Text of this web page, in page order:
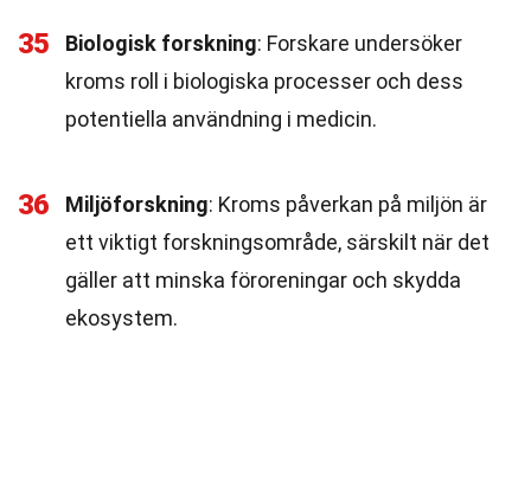
35 Biologisk forskning: Forskare undersöker
kroms roll i biologiska processer och dess
potentiella användning i medicin.
36 Miljöforskning: Kroms påverkan på miljön är
ett viktigt forskningsområde, särskilt när det
gäller att minska föroreningar och skydda
ekosystem.